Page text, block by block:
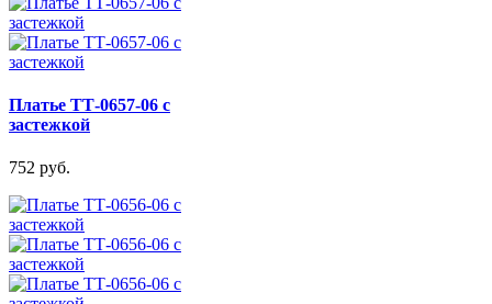
Платье ТТ-0657-06 с
застежкой
752 руб.